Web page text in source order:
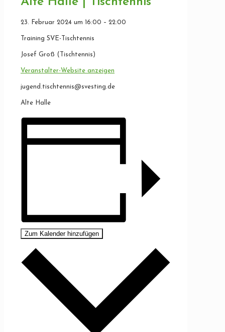
23. Februar 2024 um 16:00 – 22:00
Training SVE-Tischtennis
Josef Groß (Tischtennis)
Veranstalter-Website anzeigen
jugend.tischtennis@svesting.de
Alte Halle
Zum Kalender hinzufügen